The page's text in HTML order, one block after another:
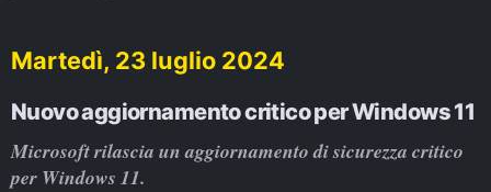
Martedì, 23 luglio 2024
Nuovo aggiornamento critico per Windows 11
Microsoft rilascia un aggiornamento di sicurezza critico
per Windows 11.